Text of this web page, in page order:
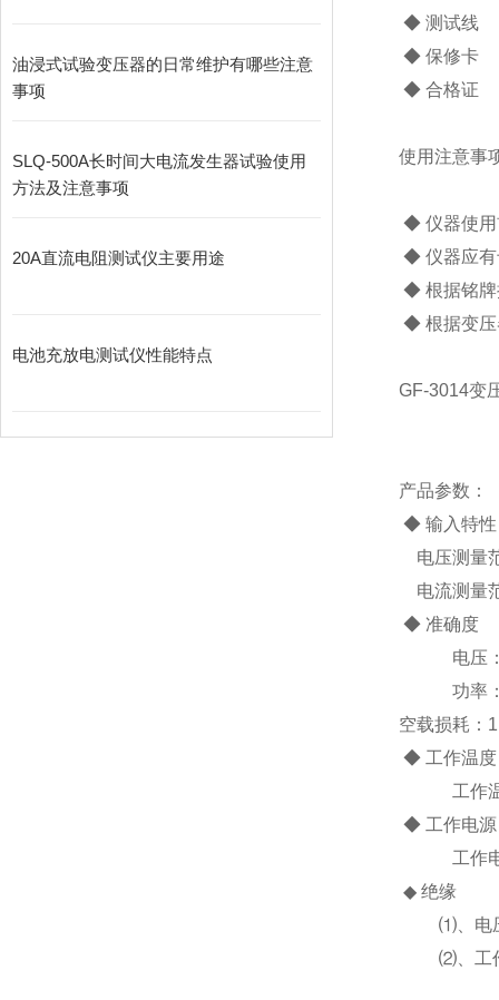
油浸式试验变压器的日常维护有哪些注意
事项
SLQ-500A长时间大电流发生器试验使用
方法及注意事项
20A直流电阻测试仪主要用途
电池充放电测试仪性能特点
◆ 测试
◆ 保修
◆ 合格
使用注意事
◆ 仪器使用
◆ 仪器应有
◆ 根据铭牌
◆ 根据变压
GF-3014变
产品参数：
◆ 输入特性
电压测量
电流测量
◆ 准确度
电压：
功率：
空载损耗
◆ 工作温度
工作温
◆ 工作电源
工作电
◆ 绝缘
⑴、电压
⑵、工作